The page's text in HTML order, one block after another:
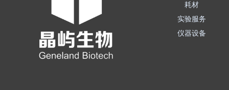
耗材
实验服务
仪器设备